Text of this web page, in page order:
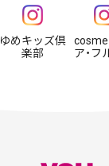
ゆめキッズ倶
楽部
ア・フ